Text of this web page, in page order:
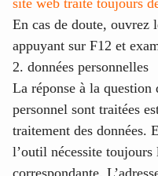
En cas de doute, ouvrez
appuyant sur F12 et
2. données personnelles
La réponse à la question
personnel sont traitées
traitement des données.
l’outil nécessite toujours
correspondante.